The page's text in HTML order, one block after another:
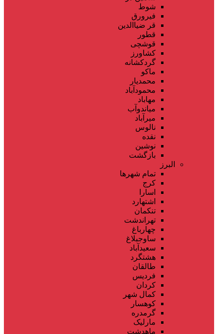
شوط
فیرورق
قر ضیاالدین
قطور
قوشچی
کشاورز
گردکشانه
ماکو
محمدیار
محمودآباد
مهاباد
میاندوآب
میرآباد
نالوس
نقده
نوشین
بازگشت
البرز
تمام شهر‌ها
کرج
اسارا
اشتهارد
تنکمان
تهراندشت
چهارباغ
ساوجبلاغ
سعیدآباد
هشتگرد
طالقان
فردیس
کردان
کمال شهر
کوهسار
گرمدره
مارلیک
ماهدشت